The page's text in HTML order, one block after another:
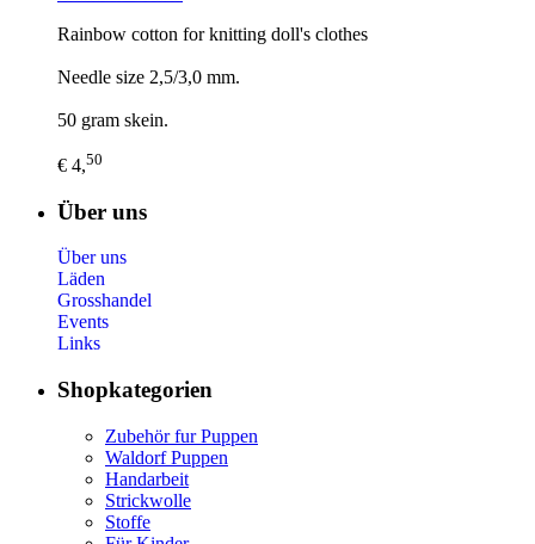
Rainbow cotton for knitting doll's clothes
Needle size 2,5/3,0 mm.
50 gram skein.
€ 4,50
Über uns
Über uns
Läden
Grosshandel
Events
Links
Shopkategorien
Zubehör fur Puppen
Waldorf Puppen
Handarbeit
Strickwolle
Stoffe